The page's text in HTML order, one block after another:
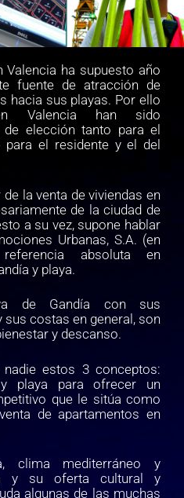
Valencia ha supuesto año
fuente de atracción de
hacia sus playas. Por ello
Valencia han sido
elección tanto para el
el residente y el del
la venta de viviendas en
de la ciudad de
a su vez, supone hablar
Urbanas, S.A. (en
absoluta en
y playa.
de Gandía con sus
costas en general, son
y descanso.
estos 3 conceptos:
y playa para ofrecer un
que le sitúa como
de apartamentos en
clima mediterráneo y
y su oferta cultural y
algunas de las muchas